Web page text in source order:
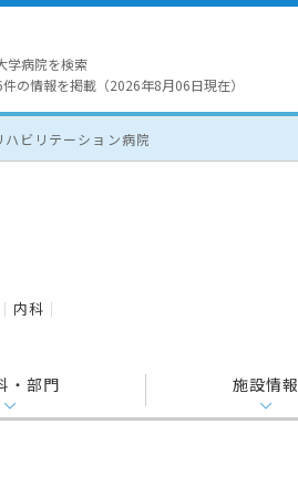
学病院を検索
の情報を掲載（2026年8月06日現在）
ビリテーション病院
内科
・部門 施設情報